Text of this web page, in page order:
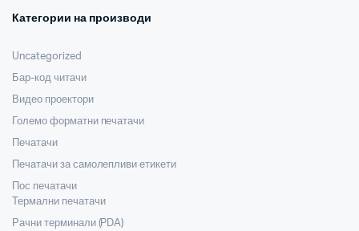
Категории на производи
Uncategorized
Бар-код читачи
Видео проектори
Големо форматни печатачи
Печатачи
Печатачи за самолепливи етикети
Пос печатачи
Термални печатачи
Рачни терминали (PDA)